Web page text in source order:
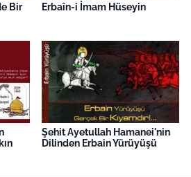
Bir
Erbaîn-i İmam Hüseyin
Şehit Ayetullah Hamanei'nin
Dilinden Erbain Yürüyüşü